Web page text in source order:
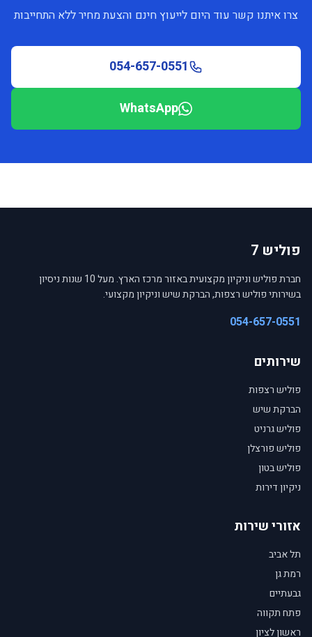
צרו איתנו קשר עוד היום לייעוץ חינם והצעת מחיר ללא התחייבות
054-657-0551
WhatsApp
פוליש 7
חברת פוליש וניקיון מקצועית באזור מרכז הארץ. מעל 10 שנות ניסיון
בשירותי פוליש רצפות, הברקת שיש וניקיון מקצועי.
054-657-0551
שירותים
פוליש רצפות
הברקת שיש
פוליש גרניט
פוליש פורצלן
פוליש בטון
ניקיון דירות
אזורי שירות
תל אביב
רמת גן
גבעתיים
פתח תקווה
ראשון לציון